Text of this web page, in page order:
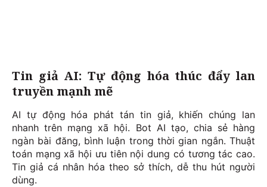
Tin giả AI: Tự động hóa thúc đẩy lan
truyền mạnh mẽ
AI tự động hóa phát tán tin giả, khiến chúng lan
nhanh trên mạng xã hội. Bot AI tạo, chia sẻ hàng
ngàn bài đăng, bình luận trong thời gian ngắn. Thuật
toán mạng xã hội ưu tiên nội dung có tương tác cao.
Tin giả cá nhân hóa theo sở thích, dễ thu hút người
dùng.